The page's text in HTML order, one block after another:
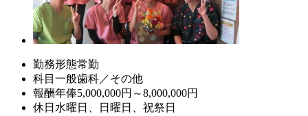
勤務形態常勤
科目 一般歯科／その他
報酬年俸5,000,000円～8,000,000円
休日 水曜日、日曜日、祝祭日